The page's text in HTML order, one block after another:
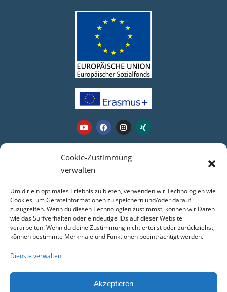
Cookie-Zustimmung
verwalten
Um dir ein optimales Erlebnis zu bieten, verwenden wir Technologien wie
Cookies, um Geräteinformationen zu speichern und/oder darauf
zuzugreifen. Wenn du diesen Technologien zustimmst, können wir Daten
wie das Surfverhalten oder eindeutige IDs auf dieser Website
verarbeiten. Wenn du deine Zustimmung nicht erteilst oder zurückziehst,
können bestimmte Merkmale und Funktionen beeinträchtigt werden.
Dienste verwalten
Akzeptieren
Kontakt
Impressum
Datenschutz
COOKIE-RICHTLINIE (EU)